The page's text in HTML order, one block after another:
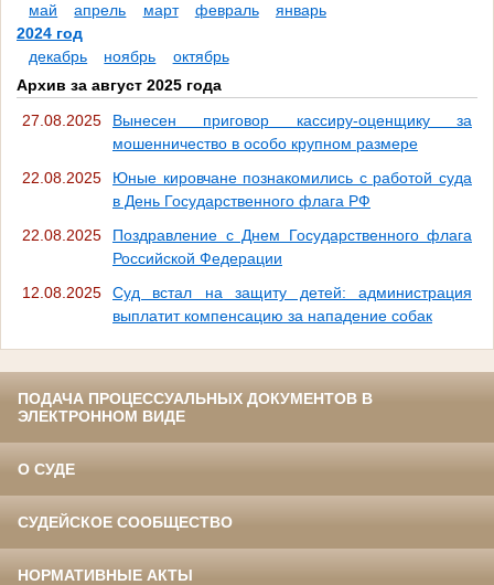
май
апрель март февраль
январь
2024 год
декабрь
ноябрь
октябрь
Архив за август 2025 года
27.08.2025
Вынесен приговор кассиру-оценщику за
мошенничество в особо крупном размере
22.08.2025
Юные кировчане познакомились с работой суда
в День Государственного флага РФ
22.08.2025
Поздравление с Днем Государственного флага
Российской Федерации
12.08.2025
Суд встал на защиту детей: администрация
выплатит компенсацию за нападение собак
ПОДАЧА ПРОЦЕССУАЛЬНЫХ ДОКУМЕНТОВ В
ЭЛЕКТРОННОМ ВИДЕ
О СУДЕ
СУДЕЙСКОЕ СООБЩЕСТВО
НОРМАТИВНЫЕ АКТЫ